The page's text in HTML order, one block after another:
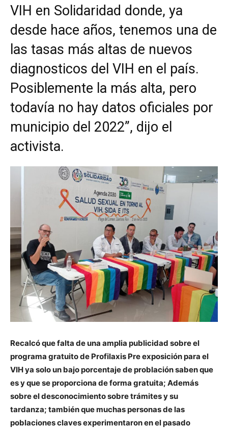
VIH en Solidaridad donde, ya
desde hace años, tenemos una de
las tasas más altas de nuevos
diagnosticos del VIH en el país.
Posiblemente la más alta, pero
todavía no hay datos oficiales por
municipio del 2022”, dijo el
activista.
Recalcó que falta de una amplia publicidad sobre el
programa gratuito de Profilaxis Pre exposición para el
VIH ya solo un bajo porcentaje de problación saben que
es y que se proporciona de forma gratuita; Además
sobre el desconocimiento sobre trámites y su
tardanza; también que muchas personas de las
poblaciones claves experimentaron en el pasado